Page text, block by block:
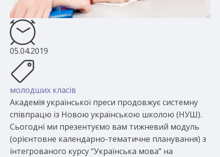
05.04.2019
молодших класів
Академія української преси продовжує системну
співпрацю із Новою українською школою (НУШ).
Сьогодні ми презентуємо вам тижневий модуль
(орієнтовне календарно-тематичне планування) з
інтегрованого курсу “Українська мова” на